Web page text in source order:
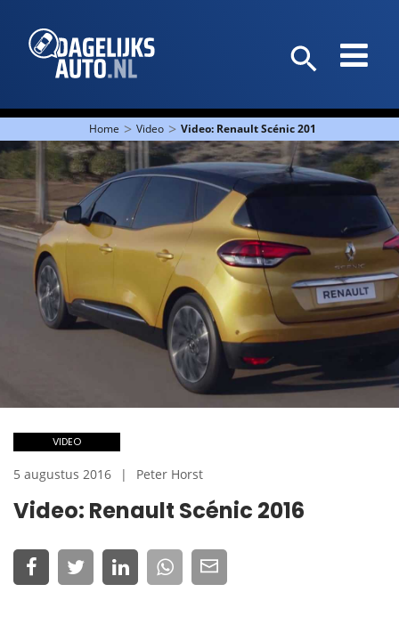
Home > Video > Video: Renault Scénic 2016
Video: Renault Scénic 2016
VIDEO
5 augustus 2016 Peter Horst